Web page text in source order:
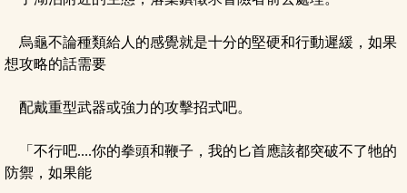
烏龜不論種類給人的感覺就是十分的堅硬和行動遲緩，如果
想攻略的話需要
配戴重型武器或強力的攻擊招式吧。
「不行吧....你的拳頭和鞭子，我的匕首應該都突破不了牠的
防禦，如果能